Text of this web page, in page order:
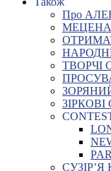
Про
ТВОРЧІ